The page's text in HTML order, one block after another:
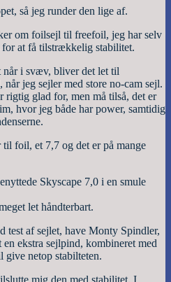
så jeg runder den lige af.
om foilsejl til freefoil, jeg har selv
at få tilstrækkelig stabilitet.
når i svæv, bliver det let til
jeg sejler med store no-cam sejl.
rigtig glad for, men må tilså, det er
hvor jeg både har power, samtidig
til foil, et 7,7 og det er på mange
Skyscape 7,0 i en smule
let håndterbart.
test af sejlet, have Monty Spindler,
ekstra sejlpind, kombineret med
netop stabilteten.